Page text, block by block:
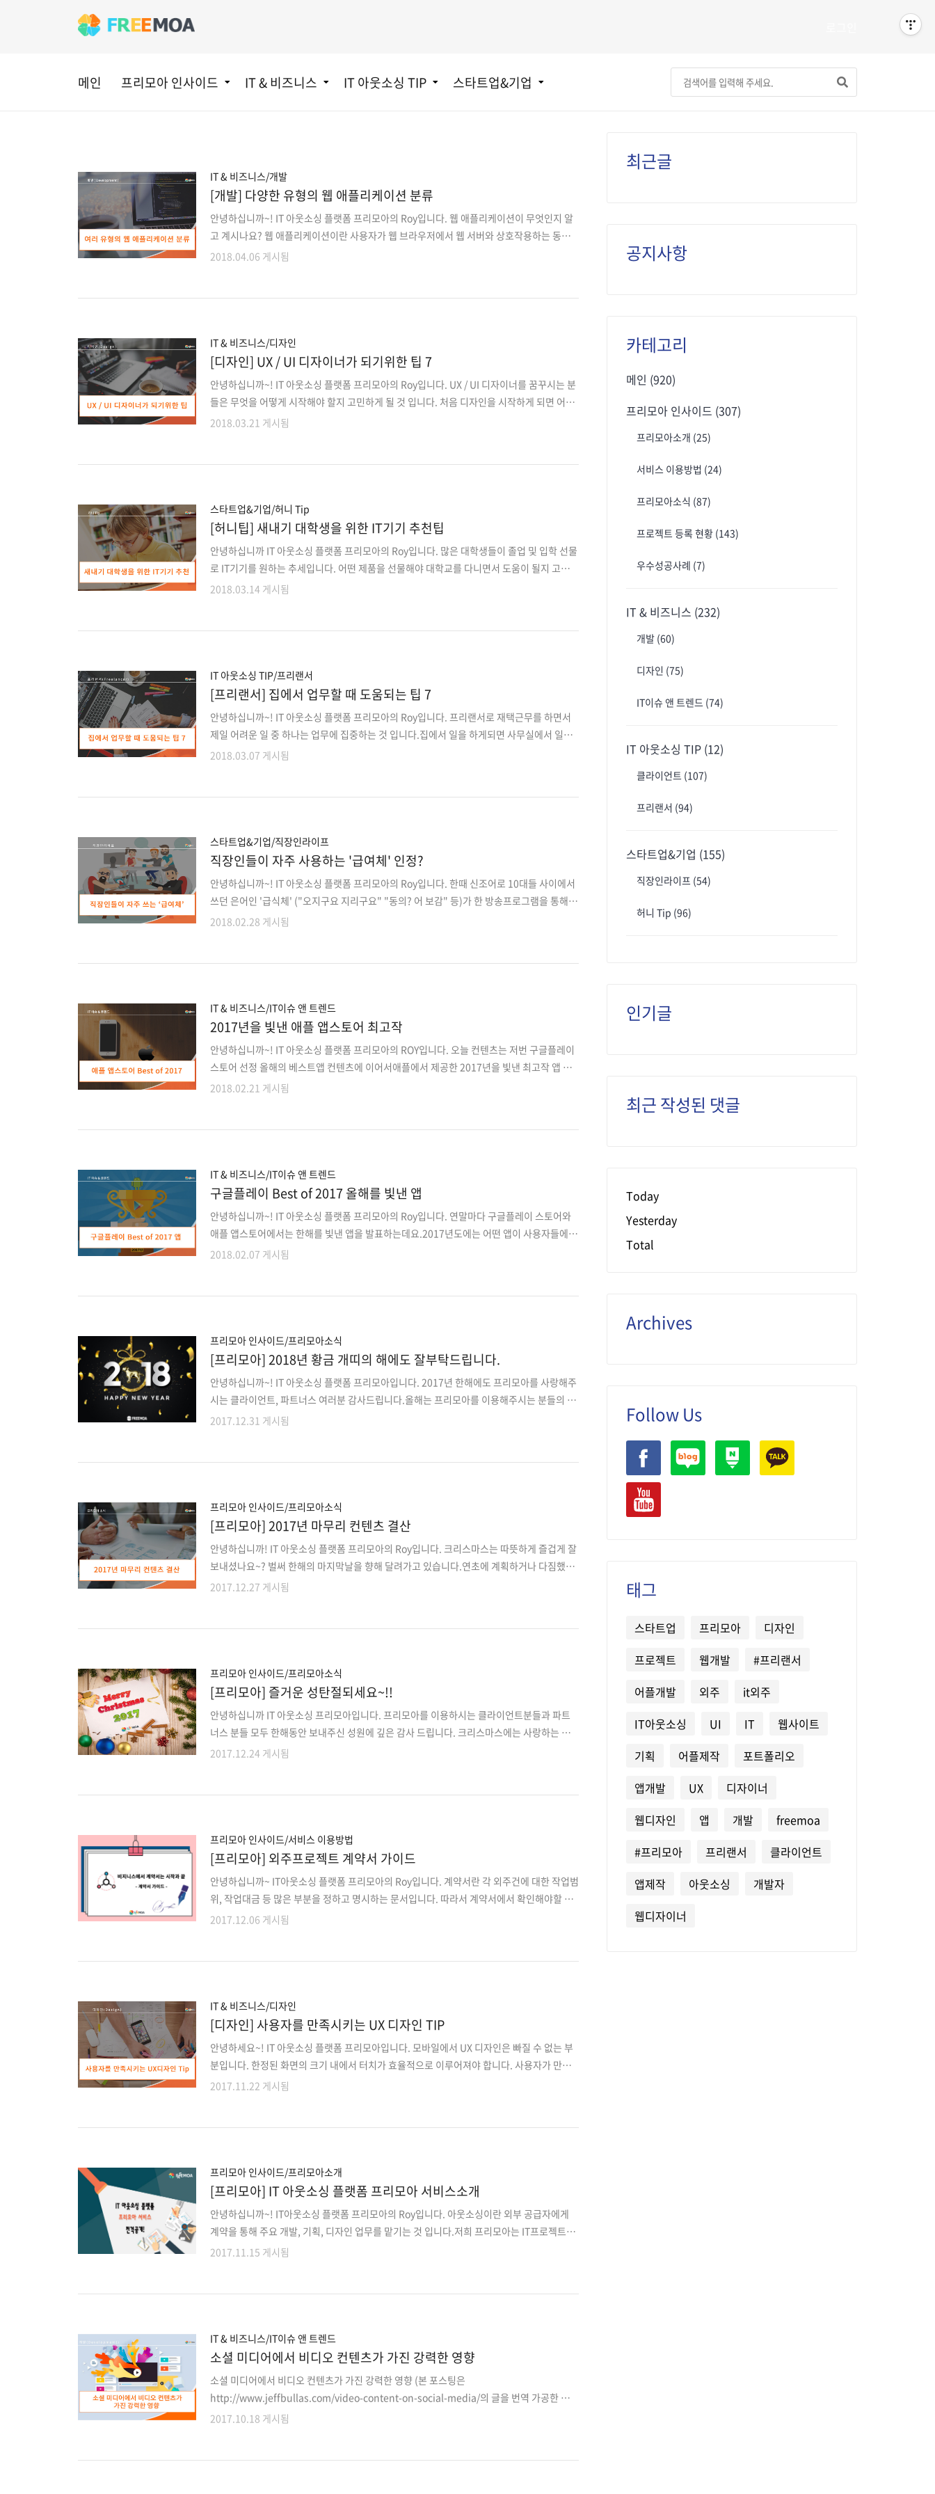
메인 프리모아 인사이드 IT & 비즈니스 IT 아웃소싱 TIP 스타트업&기업
IT & 비즈니스/개발
[개발] 다양한 유형의 웹 애플리케이션 분류
안녕하십니까~! IT 아웃소싱 플랫폼 프리모아의 Roy입니다. 웹 애플리케이션이 무엇인지 알
고 계시나요? 웹 애플리케이션이란 사용자가 웹 브라우저에서 웹 서버와 상호작용하는 동안
웹 서버를 통해 pc에서 실행되는 프로그램입니다. 서버에서 작업하는데 필요한 모든 데이터
내용을 보여주며 유연하지 않다는 단점이 있습니다. 일반적으로 HTML과 CSS로 개발됩니다..
2018.04.06 게시됨
IT & 비즈니스/디자인
[디자인] UX / UI 디자이너가 되기위한 팁 7
안녕하십니까~! IT 아웃소싱 플랫폼 프리모아의 Roy입니다. UX / UI 디자이너를 꿈꾸시는 분
들은 무엇을 어떻게 시작해야 할지 고민하게 될 것 입니다. 처음 디자인을 시작하게 되면 어떤
것이 좋은 디자인이고 나쁜디자인인지 알 수 없습니다.대학에서는 디자인 이론과 디자인 도구
원칙을 숙지하십시오. 디자인을 연습하기 전에 가장 먼저해야 할 일은..
2018.03.21 게시됨
스타트업&기업/허니 Tip
[허니팁] 새내기 대학생을 위한 IT기기 추천팁
안녕하십니까 IT 아웃소싱 플랫폼 프리모아의 Roy입니다. 많은 대학생들이 졸업 및 입학 선물
로 IT기기를 원하는 추세입니다. 어떤 제품을 선물해야 대학교를 다니면서 도움이 될지 고민하
시는 분들이 많으실텐데요 이번 컨텐츠는 새학기를 맞아 열심히 대학생활에 적응하고 즐기고
효율성이 높은 제품들을 잘 고르셔서 합리적인 가격때에 구매하시는 것을 추천..
2018.03.14 게시됨
IT 아웃소싱 TIP/프리랜서
[프리랜서] 집에서 업무할 때 도움되는 팁 7
안녕하십니까~! IT 아웃소싱 플랫폼 프리모아의 Roy입니다. 프리랜서로 재택근무를 하면서
제일 어려운 일 중 하나는 업무에 집중하는 것 입니다.집에서 일을 하게되면 사무실에서 일하
는 것보다 주의 산만이 심해지고 시간을 효율적으로 사용하는 것이 어려워지게 됩니다. 마감
일을 끝내면 짧은 시간에 더 많은 일을 처리할 수 있습니다.이미 피곤하고 쇠약해지면..
2018.03.07 게시됨
스타트업&기업/직장인라이프
직장인들이 자주 사용하는 '급여체' 인정?
안녕하십니까~! IT 아웃소싱 플랫폼 프리모아의 Roy입니다. 한때 신조어로 10대들 사이에서
쓰던 은어인 '급식체' ("오지구요 지리구요" "동의? 어 보감" 등)가 한 방송프로그램을 통해
큰 화제가 되면서 이슈가 되었는데요. 사진 출처-tvn SNL 급식체특강 오늘은 '급식체' 뒤를 이
2018.02.28 게시됨
IT & 비즈니스/IT이슈 앤 트렌드
2017년을 빛낸 애플 앱스토어 최고작
안녕하십니까~! IT 아웃소싱 플랫폼 프리모아의 ROY입니다. 오늘 컨텐츠는 저번 구글플레이
스토어 선정 올해의 베스트앱 컨텐츠에 이어서애플에서 제공한 2017년을 빛낸 최고작 앱 인
기차트를 알아보겠습니다. 애플 앱스토어 카테고리는 총 20개로 분류되어있는데 그중에서 사
-> App Store 미리보기 ..
2018.02.21 게시됨
IT & 비즈니스/IT이슈 앤 트렌드
구글플레이 Best of 2017 올해를 빛낸 앱
안녕하십니까~! IT 아웃소싱 플랫폼 프리모아의 Roy입니다. 연말마다 구글플레이 스토어와
애플 앱스토어에서는 한해를 빛낸 앱을 발표하는데요.2017년도에는 어떤 앱이 사용자들에게
인기받았고 빛냈는지를 알아보겠습니다.기발한 구성과 아름다운 디자인은 물론 뛰어난 유용
와 탑뷰로 분위기 있고 감성적인 음식사진을 촬영할 수 있습니다.맛집을 찾아다니는..
2018.02.07 게시됨
프리모아 인사이드/프리모아소식
[프리모아] 2018년 황금 개띠의 해에도 잘부탁드립니다.
안녕하십니까~! IT 아웃소싱 플랫폼 프리모아입니다. 2017년 한해에도 프리모아를 사랑해주
시는 클라이언트, 파트너스 여러분 감사드립니다.올해는 프리모아를 이용해주시는 분들의 편
의성을 위해 많은 부분들을 신경썼던 일년이였습니다.프리모아는 중개플랫폼으로써 건강한
에 활용하실 수 있습니다. 프로젝트 증빙 및 관리툴인 PMS(Project management sy..
2017.12.31 게시됨
프리모아 인사이드/프리모아소식
[프리모아] 2017년 마무리 컨텐츠 결산
안녕하십니까! IT 아웃소싱 플랫폼 프리모아의 Roy입니다. 크리스마스는 따뜻하게 즐겁게 잘
보내셨나요~? 벌써 한해의 마지막날을 향해 달려가고 있습니다.연초에 계획하거나 다짐했던
것들을 달성하셨나요? 저도 블로그에 어떤 컨텐츠를 쓸지 계획해놓은 것들이 많이 변동도 되
해 많은 조회수를 얻은 워드 단축키 모음 컨텐츠입니다...
2017.12.27 게시됨
프리모아 인사이드/프리모아소식
[프리모아] 즐거운 성탄절되세요~!!
안녕하십니까 IT 아웃소싱 프리모아입니다. 프리모아를 이용하시는 클라이언트분들과 파트
너스 분들 모두 한해동안 보내주신 성원에 깊은 감사 드립니다. 크리스마스에는 사랑하는 이
들과 행복한 하루를 보내세요! 즐거운 성탄절 연휴 되세요~ 그래드 율 (스웨덴)조이유 노엘
2017.12.24 게시됨
프리모아 인사이드/서비스 이용방법
[프리모아] 외주프로젝트 계약서 가이드
안녕하십니까~ IT아웃소싱 플랫폼 프리모아의 Roy입니다. 계약서란 각 외주건에 대한 작업범
위, 작업대금 등 많은 부분을 정하고 명시하는 문서입니다. 따라서 계약서에서 확인해야할 부
분을 모르거나 계약서를 잘못 작성하게 되면 불이익이발생될 수 있습니다. 이러한 부분들을
엇인지 꿀팁을 알려드리겠습니다. 꼭 알아야 할 외주계약서 꿀팁 1. 외주계약서의 필요성 프로
젝트를 시작..
2017.12.06 게시됨
IT & 비즈니스/디자인
[디자인] 사용자를 만족시키는 UX 디자인 TIP
안녕하세요~! IT 아웃소싱 플랫폼 프리모아입니다. 모바일에서 UX 디자인은 빠질 수 없는 부
분입니다. 한정된 화면의 크기 내에서 터치가 효율적으로 이루어져야 합니다. 사용자가 만족
감을 느낄 수 있는 UX 디자인 방법에 대하여 알아보겠습니다. 첫째. 사용하기 편리한 디자인은
will-delight-users..
2017.11.22 게시됨
프리모아 인사이드/프리모아소개
[프리모아] IT 아웃소싱 플랫폼 프리모아 서비스소개
안녕하십니까~! IT아웃소싱 플랫폼 프리모아의 Roy입니다. 아웃소싱이란 외부 공급자에게
계약을 통해 주요 개발, 기획, 디자인 업무를 맡기는 것 입니다.저희 프리모아는 IT프로젝트를
의뢰하는 클라이언트와 파트너스(프리랜서, 에이전시)를 연결해주는 아웃소싱 플랫폼입니다.
클라이언트분들과 프리랜서분들을 매칭시켜드리고 있습니다.다른 플랫폼과 차별화된 프..
2017.11.15 게시됨
IT & 비즈니스/IT이슈 앤 트렌드
소셜 미디어에서 비디오 컨텐츠가 가진 강력한 영향
소셜 미디어에서 비디오 컨텐츠가 가진 강력한 영향 (본 포스팅은
http://www.jeffbullas.com/video-content-on-social-media/의 글을 번역 가공한 글입
니다.) 안녕하세요! IT아웃소싱 플랫폼 프리모아입니다. 오늘은 몇 년 전부터 급격히 증가해서
2017.10.18 게시됨
최근글
공지사항
카테고리
메인 (920)
프리모아 인사이드 (307)
프리모아소개 (25)
서비스 이용방법 (24)
프리모아소식 (87)
프로젝트 등록 현황 (143)
우수성공사례 (7)
IT & 비즈니스 (232)
개발 (60)
디자인 (75)
IT이슈 앤 트렌드 (74)
IT 아웃소싱 TIP (12)
클라이언트 (107)
프리랜서 (94)
스타트업&기업 (155)
직장인라이프 (54)
허니 Tip (96)
인기글
최근 작성된 댓글
Today
Yesterday
Total
Archives
Follow Us
태그
스타트업 프리모아
디자인
프로젝트
웹개발
#프리랜서
어플개발
외주
it외주
IT아웃소싱
UI IT
웹사이트
기획
어플제작
포트폴리오
앱개발
UX
디자이너
웹디자인
앱 개발
freemoa
#프리모아
프리랜서
클라이언트
앱제작
아웃소싱
개발자
웹디자이너